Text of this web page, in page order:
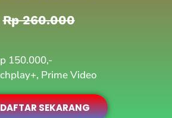
Rp 260.000
150.000,-
Prime Video
DAFTAR SEKARANG